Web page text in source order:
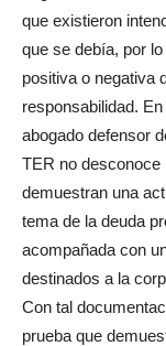
que existieron
que se debía, por
positiva o negativa
responsabilidad.
abogado defensor
TER no
demuestran una
tema de la deuda
acompañada con
destinados a la
Con tal
prueba que